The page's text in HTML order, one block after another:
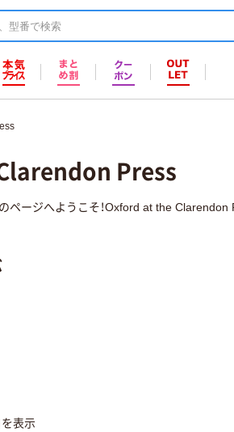
Press
ページへようこそ！Oxford at the
表示